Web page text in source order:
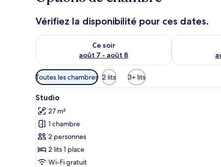
Vérifiez la disponibilité pour ces dates.
Ce soir
août 7 - août 8
Vérifier la disponibilité pour ce soir août 7 - août 8
Vérifier la
Filtres
disponibles
pour
les
chambres
Toutes les chambres 2 lits 3+ lits
Afficher
toutes
les
photos
pour
ce
type
Matelas mémoire de forme,
18
Studio
27 m²
1 chambre
2 personnes
2 lits 1 place
Wi-Fi gratuit